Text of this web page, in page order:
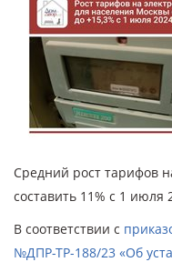
Средний рост тарифов
составить 11% с 1 июля
В соответствии с
№ДПР-ТР-188/23 «Об